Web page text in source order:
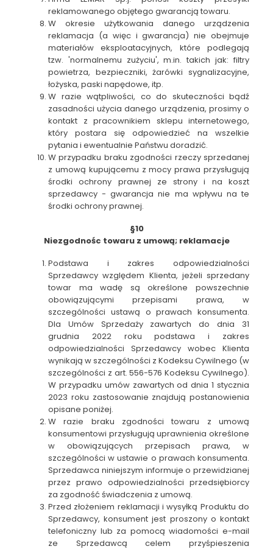
reklamowanego objętego gwarancją towaru.
W okresie użytkowania danego urządzenia
reklamacja (a więc i gwarancja) nie obejmuje
materiałów eksploatacyjnych, które podlegają
tzw. 'normalnemu zużyciu', m.in. takich jak: filtry
powietrza, bezpieczniki, żarówki sygnalizacyjne,
łożyska, paski napędowe, itp.
W razie wątpliwości, co do skuteczności bądź
zasadności użycia danego urządzenia, prosimy o
kontakt z pracownikiem sklepu internetowego,
który postara się odpowiedzieć na wszelkie
pytania i ewentualnie Państwu doradzić.
W przypadku braku zgodności rzeczy sprzedanej
z umową kupującemu z mocy prawa przysługują
środki ochrony prawnej ze strony i na koszt
sprzedawcy - gwarancja nie ma wpływu na te
środki ochrony prawnej.
§10
Niezgodnośc towaru z umową; reklamacje
Podstawa i zakres odpowiedzialności
Sprzedawcy względem Klienta, jeżeli sprzedany
towar ma wadę są określone powszechnie
obowiązującymi przepisami prawa, w
szczególności ustawą o prawach konsumenta.
Dla Umów Sprzedaży zawartych do dnia 31
grudnia 2022 roku podstawa i zakres
odpowiedzialności Sprzedawcy wobec Klienta
wynikają w szczególności z Kodeksu Cywilnego (w
szczególności z art. 556-576 Kodeksu Cywilnego).
W przypadku umów zawartych od dnia 1 stycznia
2023 roku zastosowanie znajdują postanowienia
opisane poniżej.
W razie braku zgodności towaru z umową
konsumentowi przysługują uprawnienia określone
w obowiązujących przepisach prawa, w
szczególności w ustawie o prawach konsumenta.
Sprzedawca niniejszym informuje o przewidzianej
przez prawo odpowiedzialności przedsiębiorcy
za zgodność świadczenia z umową.
Przed złożeniem reklamacji i wysyłką Produktu do
Sprzedawcy, konsument jest proszony o kontakt
telefoniczny lub za pomocą wiadomości e-mail
ze Sprzedawcą celem przyśpieszenia